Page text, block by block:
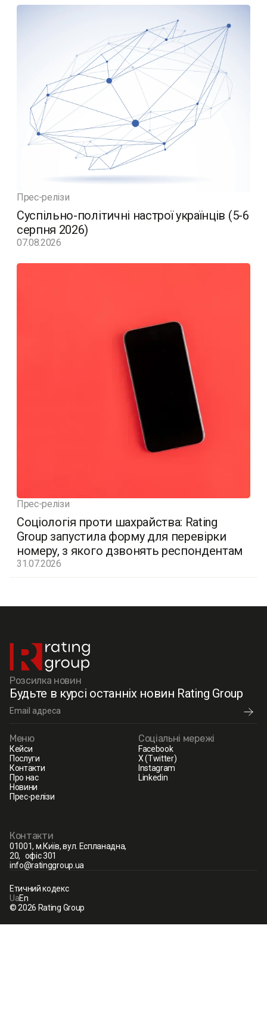
Прес-релізи
Суспільно-політичні настрої українців (5-6
серпня 2026)
07.08.2026
Прес-релізи
Соціологія проти шахрайства: Rating
Group запустила форму для перевірки
номеру, з якого дзвонять респондентам
31.07.2026
Розсилка новин
Будьте в курсі останніх новин Rating Group
Меню
Кейси
Послуги
Контакти
Про нас
Новини
Прес-релізи
Соціальні мережі
Facebook
X (Twitter)
Instagram
Linkedin
Контакти
01001, м.Київ, вул. Еспланадна,
20, офіс 301
info@ratinggroup.ua
© 2026 Rating Group
UaEn
Етичний кодекс